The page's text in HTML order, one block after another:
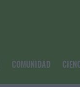
COMUNIDAD